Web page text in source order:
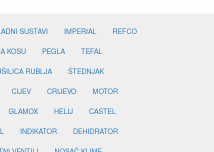
SUSTAVI IMPERIAL
REFCO
KOSU PEGLA
TEFAL
RUBLJA
ŠTEDNJAK
CIJEV CRIJEVO
MOTOR
GLAMOX HELIJ
CASTEL
INDIKATOR
DEHIDRATOR